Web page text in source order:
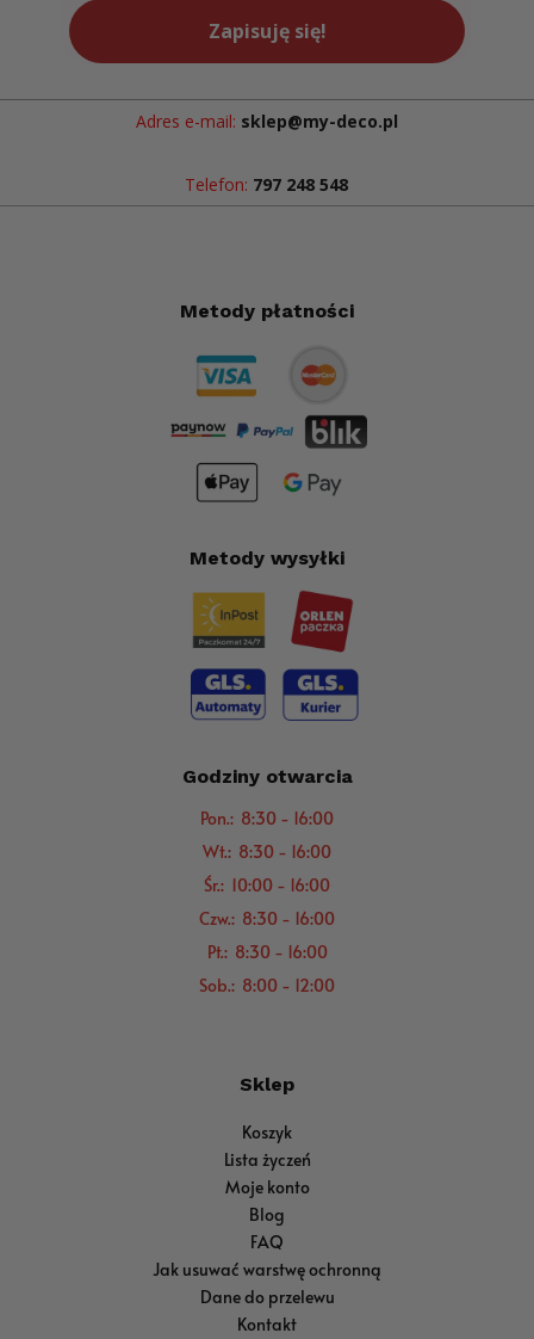
Zapisuję się!
Adres e-mail: sklep@my-deco.pl
Telefon: 797 248 548
Metody płatności
Metody wysyłki
Godziny otwarcia
Pon.: 8:30 - 16:00
Wt.: 8:30 - 16:00
Śr.: 10:00 - 16:00
Czw.: 8:30 - 16:00
Pt.: 8:30 - 16:00
Sob.: 8:00 - 12:00
Sklep
Koszyk
Lista życzeń
Moje konto
Blog
FAQ
Jak usuwać warstwę ochronną
Dane do przelewu
Kontakt